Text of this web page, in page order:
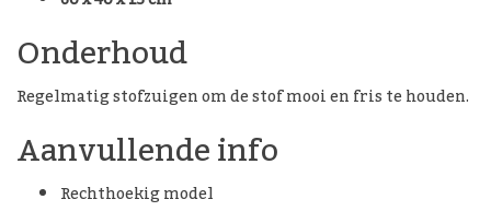
Onderhoud
Regelmatig stofzuigen om de stof mooi en fris te houden.
Aanvullende info
Rechthoekig model